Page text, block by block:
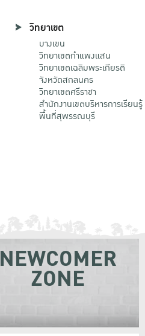
วิทยาเขต
บางเขน
วิทยาเขตกําแพงแสน
วิทยาเขตเฉลิมพระเกียรติ
จังหวัดสกลนคร
วิทยาเขตศรีราชา
สำนักงานเขตบริหารการเรียนรู้
พื้นที่สุพรรณบุรี
NEWCOMER
ZONE